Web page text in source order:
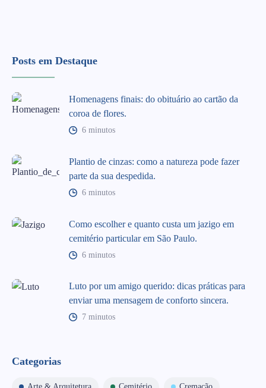
Posts em Destaque
Homenagens finais: do obituário ao cartão da
coroa de flores.
6 minutos
Plantio de cinzas: como a natureza pode fazer
parte da sua despedida.
6 minutos
Como escolher e quanto custa um jazigo em
cemitério particular em São Paulo.
6 minutos
Luto por um amigo querido: dicas práticas para
enviar uma mensagem de conforto sincera.
7 minutos
Categorias